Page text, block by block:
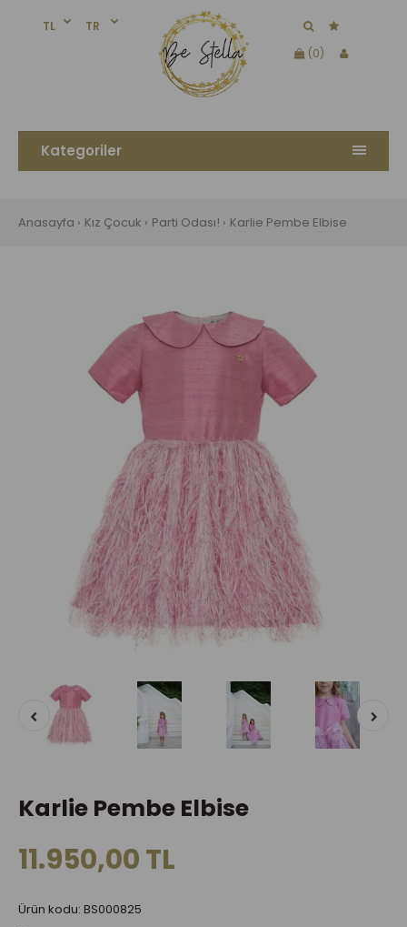
TL
TR
(0)
Kategoriler
Anasayfa Kız Çocuk Parti Odası! Karlie Pembe Elbise
Karlie Pembe Elbise
11.950,00 TL
Ürün kodu: BS000825